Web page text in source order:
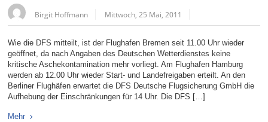
Birgit Hoffmann Mittwoch, 25 Mai, 2011
Wie die DFS mitteilt, ist der Flughafen Bremen seit 11.00 Uhr wieder
geöffnet, da nach Angaben des Deutschen Wetterdienstes keine
kritische Aschekontamination mehr vorliegt. Am Flughafen Hamburg
werden ab 12.00 Uhr wieder Start- und Landefreigaben erteilt. An den
Berliner Flughäfen erwartet die DFS Deutsche Flugsicherung GmbH die
Aufhebung der Einschränkungen für 14 Uhr. Die DFS […]
Mehr